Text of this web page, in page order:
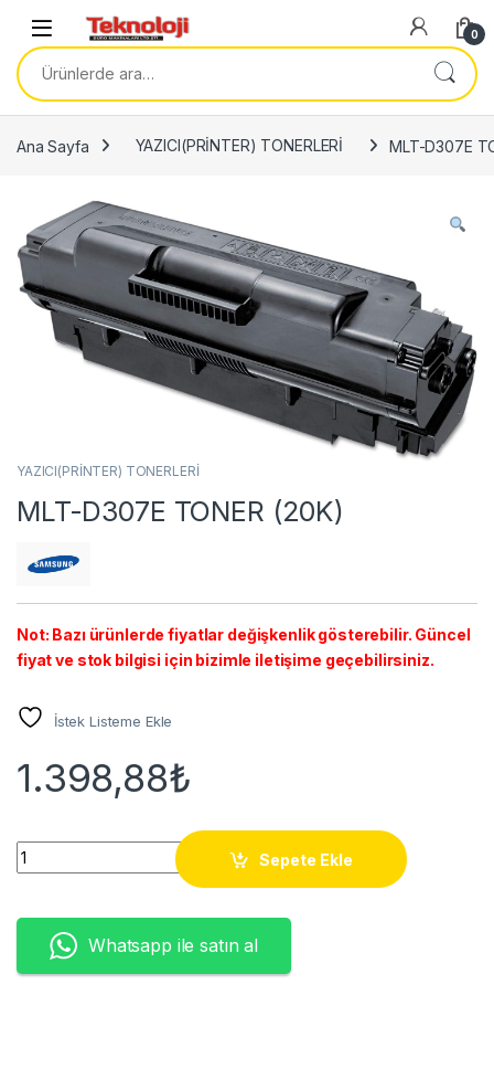
Skip to navigation
0
Ara:
Ana Sayfa YAZICI(PRİNTER) TONERLERİ MLT-D307E
YAZICI(PRİNTER) TONERLERİ
MLT-D307E TONER (20K)
Not: Bazı ürünlerde fiyatlar değişkenlik gösterebilir. Güncel
fiyat ve stok bilgisi için bizimle iletişime geçebilirsiniz.
İstek Listeme Ekle
1.398,88₺
MLT-D307E TONER (20K) quantity
Sepete Ekle
Whatsapp ile satın al